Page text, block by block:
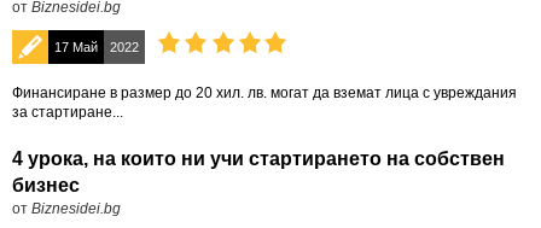
от Biznesidei.bg
17 Май 2022
Финансиране в размер до 20 хил. лв. могат да вземат лица с увреждания
за стартиране...
4 урока, на които ни учи стартирането на собствен
бизнес
от Biznesidei.bg